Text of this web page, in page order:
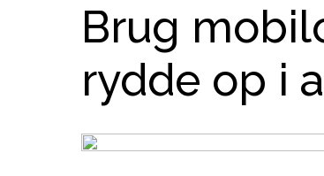
Brug
rydde op i